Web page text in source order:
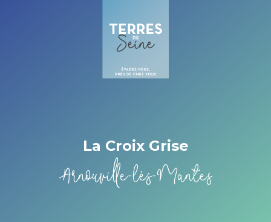
La Croix Grise
Arnouville-lès-Mantes